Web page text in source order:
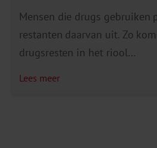
Mensen die drugs gebruiken
restanten daarvan uit. Zo
drugsresten in het riool
Lees meer